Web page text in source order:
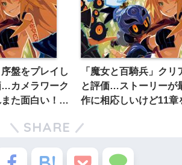
盤をプレイし
カメラワーク
た面白い！そ
「魔女と百騎兵」クリ
と評価…ストーリーが
作に相応しいけど11章
SHARE